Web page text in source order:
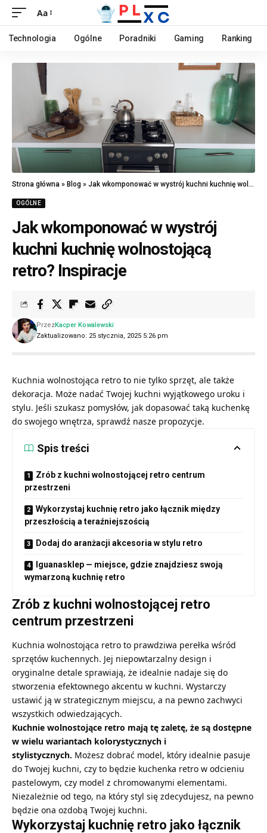
Aa
Technologia Ogólne Poradniki Gaming Ranking
Strona główna » Blog » Jak wkomponować w wystrój kuchni kuchnię wolnostojącą retro? Inspiracje
OGÓLNE
Jak wkomponować w wystrój
kuchni kuchnię wolnostojącą
retro? Inspiracje
Zaktualizowano: 25 stycznia, 2025 5:26 pm
PrzezKacper Kowalewski
Kuchnia wolnostojąca retro to nie tylko sprzęt, ale także
dekoracja. Może nadać Twojej kuchni wyjątkowego uroku i
stylu. Jeśli szukasz pomysłów, jak dopasować taką kuchenkę
do swojego wnętrza, sprawdź nasze propozycje.
Spis treści
Zrób z kuchni wolnostojącej retro centrum
przestrzeni
Wykorzystaj kuchnię retro jako łącznik między
przeszłością a teraźniejszością
Dodaj do aranżacji akcesoria w stylu retro
Iguanasklep — miejsce, gdzie znajdziesz swoją
wymarzoną kuchnię retro
Zrób z kuchni wolnostojącej retro
centrum przestrzeni
Kuchnia wolnostojąca retro to prawdziwa perełka wśród
sprzętów kuchennych. Jej niepowtarzalny design i
oryginalne detale sprawiają, że idealnie nadaje się do
stworzenia efektownego akcentu w kuchni. Wystarczy
ustawić ją w strategicznym miejscu, a na pewno zachwyci
wszystkich odwiedzających.
Kuchnie wolnostojące retro mają tę zaletę, że są dostępne
w wielu wariantach kolorystycznych i
stylistycznych. Możesz dobrać model, który idealnie pasuje
do Twojej kuchni, czy to będzie kuchenka retro w odcieniu
pastelowym, czy model z chromowanymi elementami.
Niezależnie od tego, na który styl się zdecydujesz, na pewno
będzie ona ozdobą Twojej kuchni.
Wykorzystaj kuchnię retro jako łącznik